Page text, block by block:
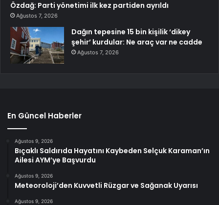
Özdağ: Parti yönetimi ilk kez partiden ayrıldı
Ağustos 7, 2026
Dağın tepesine 15 bin kişilik ‘dikey
şehir’ kurdular: Ne araç var ne cadde
Ağustos 7, 2026
En Güncel Haberler
Ağustos 9, 2026
Bıçaklı Saldırıda Hayatını Kaybeden Selçuk Karaman’ın
Ailesi AYM’ye Başvurdu
Ağustos 9, 2026
Meteoroloji’den Kuvvetli Rüzgar ve Sağanak Uyarısı
Ağustos 9, 2026